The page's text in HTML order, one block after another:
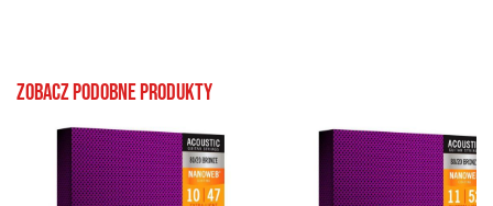
Zobacz podobne produkty